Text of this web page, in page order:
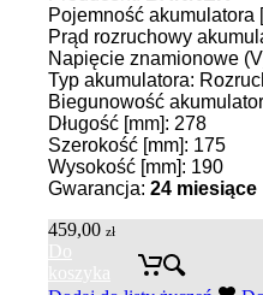
Pojemność akumulatora
Prąd rozruchowy
Napięcie znamionowe
Typ akumulatora:
Biegunowość
Długość [mm]: 278
Szerokość [mm]: 175
Wysokość [mm]: 190
Gwarancja: 24 miesiące
459,00 zł
Do
koszyka